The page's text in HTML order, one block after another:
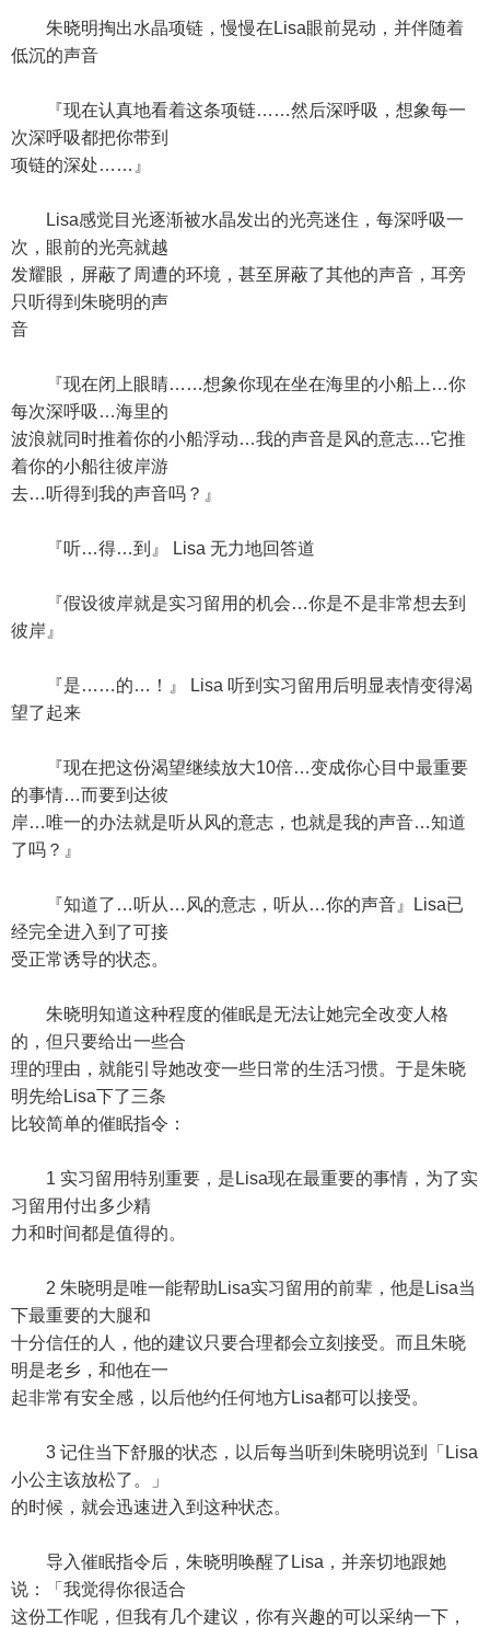
朱晓明掏出水晶项链，慢慢在Lisa眼前晃动，并伴随着
低沉的声音
『现在认真地看着这条项链……然后深呼吸，想象每一
次深呼吸都把你带到
项链的深处……』
Lisa感觉目光逐渐被水晶发出的光亮迷住，每深呼吸一
次，眼前的光亮就越
发耀眼，屏蔽了周遭的环境，甚至屏蔽了其他的声音，耳旁
只听得到朱晓明的声
音
『现在闭上眼睛……想象你现在坐在海里的小船上…你
每次深呼吸…海里的
波浪就同时推着你的小船浮动…我的声音是风的意志…它推
着你的小船往彼岸游
去…听得到我的声音吗？』
『听…得…到』 Lisa 无力地回答道
『假设彼岸就是实习留用的机会…你是不是非常想去到
彼岸』
『是……的…！』 Lisa 听到实习留用后明显表情变得渴
望了起来
『现在把这份渴望继续放大10倍…变成你心目中最重要
的事情…而要到达彼
岸…唯一的办法就是听从风的意志，也就是我的声音…知道
了吗？』
『知道了…听从…风的意志，听从…你的声音』Lisa已
经完全进入到了可接
受正常诱导的状态。
朱晓明知道这种程度的催眠是无法让她完全改变人格
的，但只要给出一些合
理的理由，就能引导她改变一些日常的生活习惯。于是朱晓
明先给Lisa下了三条
比较简单的催眠指令：
1 实习留用特别重要，是Lisa现在最重要的事情，为了实
习留用付出多少精
力和时间都是值得的。
2 朱晓明是唯一能帮助Lisa实习留用的前辈，他是Lisa当
下最重要的大腿和
十分信任的人，他的建议只要合理都会立刻接受。而且朱晓
明是老乡，和他在一
起非常有安全感，以后他约任何地方Lisa都可以接受。
3 记住当下舒服的状态，以后每当听到朱晓明说到「Lisa
小公主该放松了。」
的时候，就会迅速进入到这种状态。
导入催眠指令后，朱晓明唤醒了Lisa，并亲切地跟她
说：「我觉得你很适合
这份工作呢，但我有几个建议，你有兴趣的可以采纳一下，